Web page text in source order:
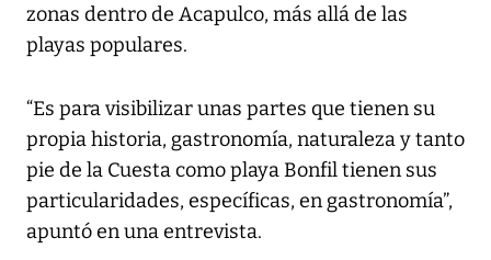
zonas dentro de Acapulco, más allá de las
playas populares.
“Es para visibilizar unas partes que tienen su
propia historia, gastronomía, naturaleza y tanto
pie de la Cuesta como playa Bonfil tienen sus
particularidades, específicas, en gastronomía”,
apuntó en una entrevista.